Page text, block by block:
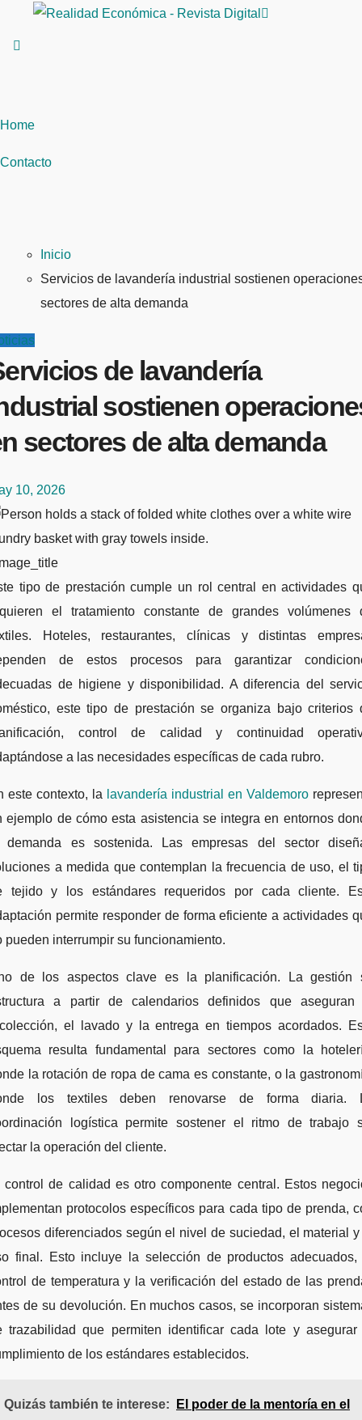
Home
Contacto
Inicio
Servicios de lavandería industrial sostienen
sectores de alta demanda
de lavandería
sostienen
sectores de alta demanda
10, 2026
el tratamiento constante de grandes volúmenes
Hoteles, restaurantes, clínicas y distintas
de estos procesos para garantizar
de higiene y disponibilidad. A diferencia del
este tipo de prestación se organiza bajo criterios
control de calidad y continuidad
a las necesidades específicas de cada rubro.
este contexto, la lavandería industrial en Valdemoro
ejemplo de cómo esta asistencia se integra en entornos
demanda es sostenida. Las empresas del sector
a medida que contemplan la frecuencia de uso, el
tejido y los estándares requeridos por cada cliente.
permite responder de forma eficiente a actividades
pueden interrumpir su funcionamiento.
de los aspectos clave es la planificación. La gestión
a partir de calendarios definidos que aseguran
el lavado y la entrega en tiempos acordados.
resulta fundamental para sectores como la
la rotación de ropa de cama es constante, o la
los textiles deben renovarse de forma diaria.
logística permite sostener el ritmo de trabajo
la operación del cliente.
control de calidad es otro componente central. Estos
protocolos específicos para cada tipo de prenda,
diferenciados según el nivel de suciedad, el material
final. Esto incluye la selección de productos adecuados,
de temperatura y la verificación del estado de las
de su devolución. En muchos casos, se incorporan
trazabilidad que permiten identificar cada lote y asegurar
de los estándares establecidos.
Quizás también te interese:
El poder de la mentoría en el